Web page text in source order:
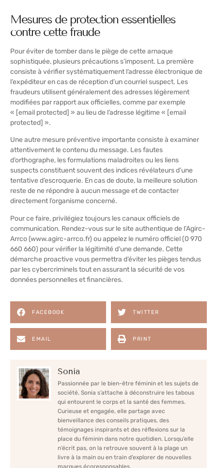
Mesures de protection essentielles
contre cette fraude
Pour éviter de tomber dans le piège de cette arnaque
sophistiquée, plusieurs précautions s’imposent. La première
consiste à vérifier systématiquement l’adresse électronique de
l’expéditeur en cas de réception d’un courriel suspect. Les
fraudeurs utilisent généralement des adresses légèrement
modifiées par rapport aux officielles, comme par exemple
« [email protected] » au lieu de l’adresse légitime « [email
protected] ».
Une autre mesure préventive importante consiste à examiner
attentivement le contenu du message. Les fautes
d’orthographe, les formulations maladroites ou les liens
suspects constituent souvent des indices révélateurs d’une
tentative d’escroquerie. En cas de doute, la meilleure solution
reste de ne répondre à aucun message et de contacter
directement l’organisme concerné.
Pour ce faire, privilégiez toujours les canaux officiels de
communication. Rendez-vous sur le site authentique de l’Agirc-
Arrco (www.agirc-arrco.fr) ou appelez le numéro officiel (0 970
660 660) pour vérifier la légitimité d’une demande. Cette
démarche proactive vous permettra d’éviter les pièges tendus
par les cybercriminels tout en assurant la sécurité de vos
données personnelles et financières.
FACEBOOK TWITTER
EMAIL PRINT
Sonia
Passionnée par le bien-être féminin et les sujets de
société, Sonia s’attache à déconstruire les tabous
qui entourent le corps et la santé des femmes.
Curieuse et engagée, elle partage avec
bienveillance des conseils pratiques, des
témoignages inspirants et des réflexions sur la
place du féminin dans notre quotidien. Lorsqu’elle
n’écrit pas, on la retrouve souvent à la plage un
livre à la main ou en train d’explorer de nouvelles
marques écoresponsables.